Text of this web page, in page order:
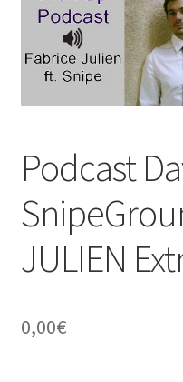
Podcast
JULIEN
0,00€